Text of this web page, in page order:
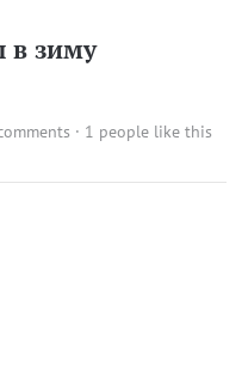
в зиму
· 1 people like this